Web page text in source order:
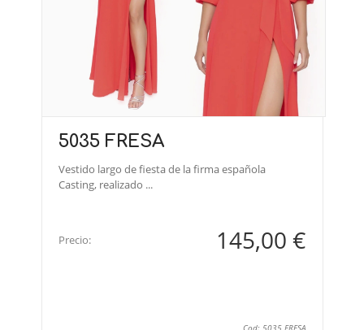
5035 FRESA
Vestido largo de fiesta de la firma española
Casting, realizado ...
Precio: 145,00 €
Cod: 5035 FRESA